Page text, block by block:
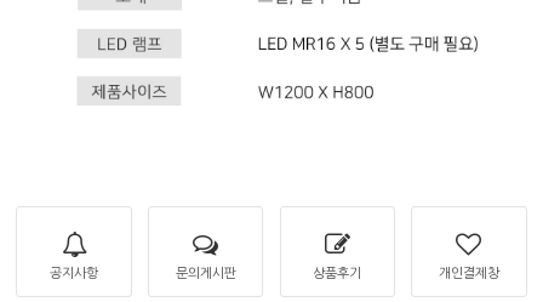
공지사항 문의게시판 상품후기 개인결제창